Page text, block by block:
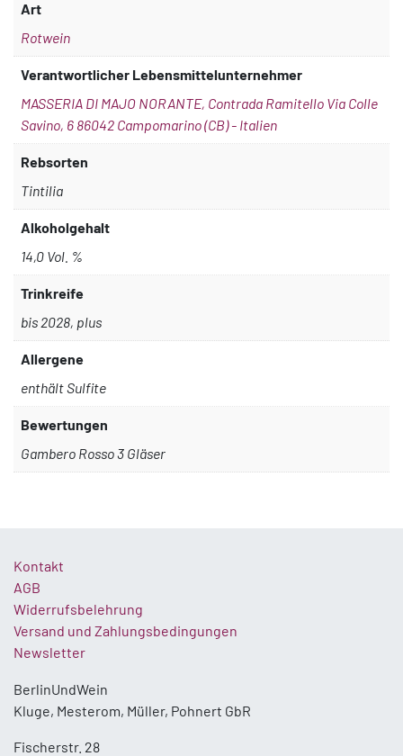
Art
Rotwein
Verantwortlicher Lebensmittelunternehmer
MASSERIA DI MAJO NORANTE, Contrada Ramitello Via Colle
Savino, 6 86042 Campomarino (CB) - Italien
Rebsorten
Tintilia
Alkoholgehalt
14,0 Vol. %
Trinkreife
bis 2028, plus
Allergene
enthält Sulfite
Bewertungen
Gambero Rosso 3 Gläser
Kontakt
AGB
Widerrufsbelehrung
Versand und Zahlungsbedingungen
Newsletter
BerlinUndWein
Kluge, Mesterom, Müller, Pohnert GbR
Fischerstr. 28